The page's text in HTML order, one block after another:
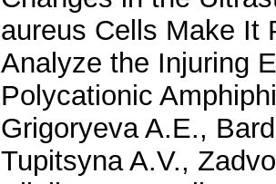
aureus Cells Make It
Analyze the Injuring
Polycationic
Grigoryeva A.E.,
Tupitsyna A.V.,